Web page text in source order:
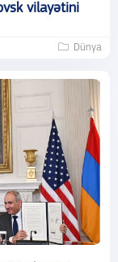
vilayətini
Dünya